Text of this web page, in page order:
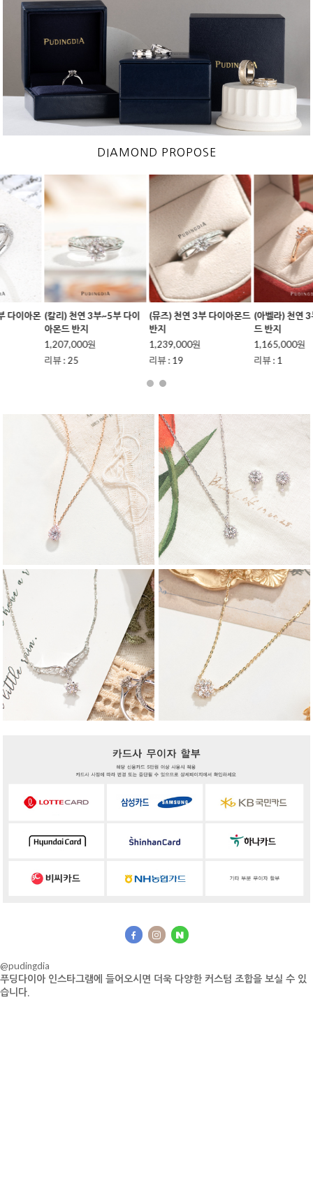
DIAMOND PROPOSE
(뮤즈) 천연 3부 다이아몬드
1,239,000원
(아벨라) 천연 3부 다이아몬
1,165,000원
(마테라) 천연 3부 다이아몬
1,110,000원
@pudingdia
푸딩다이아 인스타그램에 들어오시면 더욱 다양한 커스텀 조합을 보실 수 있
습니다.